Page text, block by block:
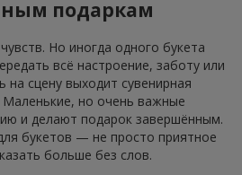
подаркам
Но иногда одного букета
всё настроение, заботу или
сцену выходит сувенирная
Маленькие, но очень важные
и делают подарок завершённым.
букетов — не просто приятное
больше без слов.